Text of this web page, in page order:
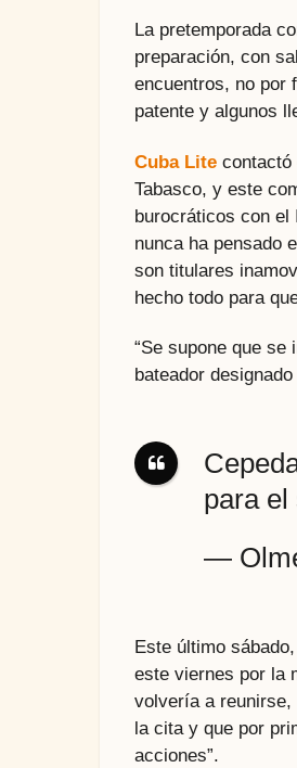
La pretemporada
preparación, con
encuentros, no por
patente y algunos
Cuba Lite contactó
Tabasco, y este
burocráticos con el
nunca ha pensado
son titulares
hecho todo para
“Se supone que
bateador
para el
—
Este último sábado,
este viernes por la
volvería a reunirse,
la cita y que por
acciones”.